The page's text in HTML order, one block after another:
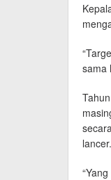
sama
lancer.